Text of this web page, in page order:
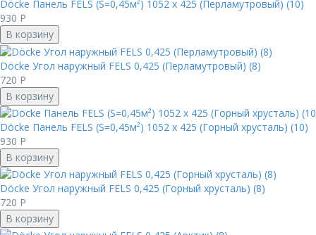
Döcke Панель FELS (S=0,45м²) 1052 х 425 (Перламутровый) (10)
930 Р
В корзину
Döcke Угол наружный FELS 0,425 (Перламутровый) (8)
720 Р
В корзину
Döcke Панель FELS (S=0,45м²) 1052 х 425 (Горный хрусталь) (10)
930 Р
В корзину
Döcke Угол наружный FELS 0,425 (Горный хрусталь) (8)
720 Р
В корзину